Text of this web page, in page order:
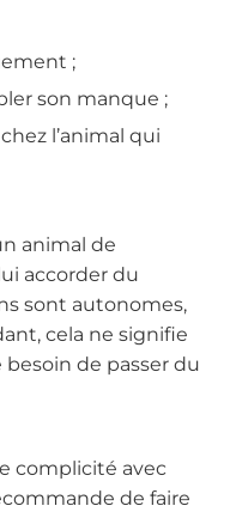
;
son manque ;
l’animal qui
animal de
accorder du
sont autonomes,
cela ne signifie
besoin de passer du
complicité avec
de faire